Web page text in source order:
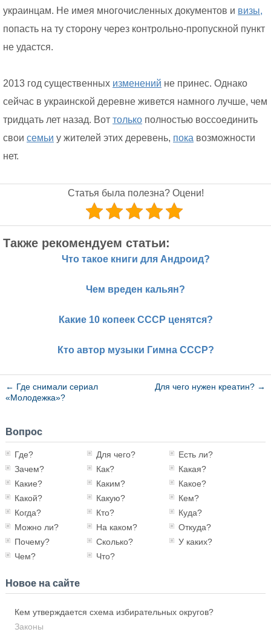
украинцам. Не имея многочисленных документов и визы,
попасть на ту сторону через контрольно-пропускной пункт
не удастся.
2013 год существенных изменений не принес. Однако
сейчас в украинской деревне живется намного лучше, чем
тридцать лет назад. Вот только полностью воссоединить
свои семьи у жителей этих деревень, пока возможности
нет.
Статья была полезна? Оцени!
Также рекомендуем статьи:
Что такое книги для Андроид?
Чем вреден кальян?
Какие 10 копеек СССР ценятся?
Кто автор музыки Гимна СССР?
← Где снимали сериал
«Молодежка»?
Для чего нужен креатин? →
Вопрос
Где? Для чего?
Есть ли?
Зачем?
Как?
Какая?
Какие?
Каким?
Какое?
Какой?
Какую?
Кем?
Когда?
Кто?
Куда?
Можно ли?
На каком?
Откуда?
Почему?
Сколько?
У каких?
Чем?
Что?
Новое на сайте
Кем утверждается схема избирательных округов?
Законы